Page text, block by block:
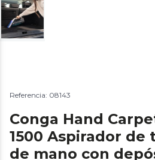
Referencia: 08143
Conga Hand
1500 Aspirador de
de mano con